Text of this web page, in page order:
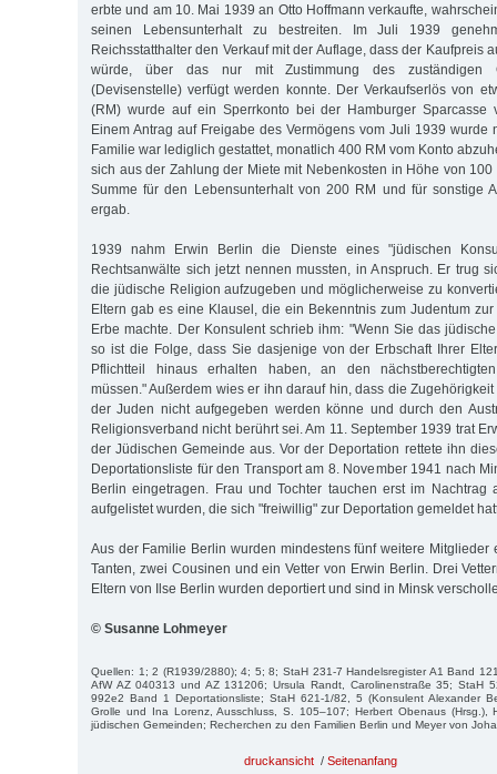
erbte und am 10. Mai 1939 an Otto Hoffmann verkaufte,
seinen Lebensunterhalt zu bestreiten. Im Juli 1939
Reichsstatthalter den Verkauf mit der Auflage, dass der Kaufpreis
würde, über das nur mit Zustimmung des zuständigen
(Devisenstelle) verfügt werden konnte. Der Verkaufserlös von
(RM) wurde auf ein Sperrkonto bei der Hamburger Sparcasse
Einem Antrag auf Freigabe des Vermögens vom Juli 1939 wurde
Familie war lediglich gestattet, monatlich 400 RM vom Konto
sich aus der Zahlung der Miete mit Nebenkosten in Höhe von
Summe für den Lebensunterhalt von 200 RM und für sonstige
ergab.
1939 nahm Erwin Berlin die Dienste eines "jüdischen
Rechtsanwälte sich jetzt nennen mussten, in Anspruch. Er trug
die jüdische Religion aufzugeben und möglicherweise zu
Eltern gab es eine Klausel, die ein Bekenntnis zum Judentum
Erbe machte. Der Konsulent schrieb ihm: "Wenn Sie das
so ist die Folge, dass Sie dasjenige von der Erbschaft Ihrer
Pflichtteil hinaus erhalten haben, an den
müssen." Außerdem wies er ihn darauf hin, dass die
der Juden nicht aufgegeben werden könne und durch den
Religionsverband nicht berührt sei. Am 11. September 1939 trat
der Jüdischen Gemeinde aus. Vor der Deportation rettete ihn
Deportationsliste für den Transport am 8. November 1941 nach
Berlin eingetragen. Frau und Tochter tauchen erst im Nachtrag
aufgelistet wurden, die sich "freiwillig" zur Deportation gemeldet
Aus der Familie Berlin wurden mindestens fünf weitere Mitglieder
Tanten, zwei Cousinen und ein Vetter von Erwin Berlin. Drei
Eltern von Ilse Berlin wurden deportiert und sind in Minsk
© Susanne Lohmeyer
Quellen: 1; 2 (R1939/2880); 4; 5; 8; StaH 231-7 Handelsregister A1 Band
AfW AZ 040313 und AZ 131206; Ursula Randt, Carolinenstraße 35; StaH
992e2 Band 1 Deportationsliste; StaH 621-1/82, 5 (Konsulent Alexander
Grolle und Ina Lorenz, Ausschluss, S. 105–107; Herbert Obenaus (Hrsg.),
jüdischen Gemeinden; Recherchen zu den Familien Berlin und Meyer von
druckansicht / Seitenanfang